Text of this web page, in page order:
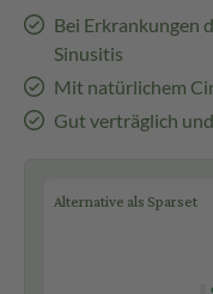
Bei Erkrankungen
Sinusitis
Mit natürlichem
Gut verträglich
Alternative als Sparset